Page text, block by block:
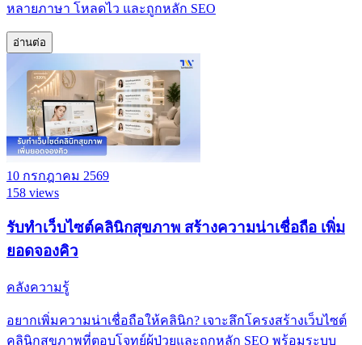
หลายภาษา โหลดไว และถูกหลัก SEO
อ่านต่อ
10 กรกฎาคม 2569
158 views
รับทำเว็บไซต์คลินิกสุขภาพ สร้างความน่าเชื่อถือ เพิ่ม
ยอดจองคิว
คลังความรู้
อยากเพิ่มความน่าเชื่อถือให้คลินิก? เจาะลึกโครงสร้างเว็บไซต์
คลินิกสุขภาพที่ตอบโจทย์ผู้ป่วยและถูกหลัก SEO พร้อมระบบ